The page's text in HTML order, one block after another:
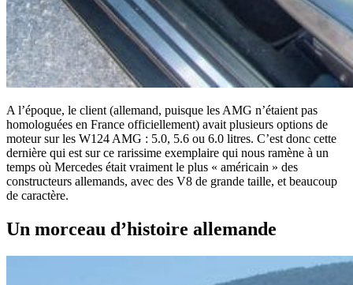
A l’époque, le client (allemand, puisque les AMG n’étaient pas
homologuées en France officiellement) avait plusieurs options de
moteur sur les W124 AMG : 5.0, 5.6 ou 6.0 litres. C’est donc cette
dernière qui est sur ce rarissime exemplaire qui nous ramène à un
temps où Mercedes était vraiment le plus « américain » des
constructeurs allemands, avec des V8 de grande taille, et beaucoup
de caractère.
Un morceau d’histoire allemande